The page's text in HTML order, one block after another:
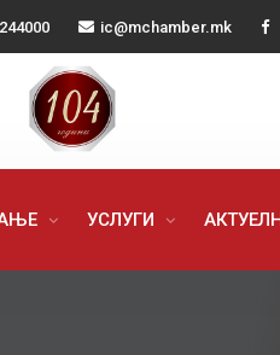
ic@mchamber.mk
УСЛУГИ